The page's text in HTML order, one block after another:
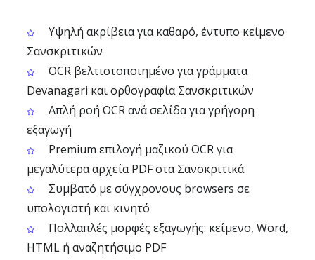
Υψηλή ακρίβεια για καθαρό, έντυπο κείμενο
Σανσκριτικών
OCR βελτιστοποιημένο για γράμματα
Devanagari και ορθογραφία Σανσκριτικών
Απλή ροή OCR ανά σελίδα για γρήγορη
εξαγωγή
Premium επιλογή μαζικού OCR για
μεγαλύτερα αρχεία PDF στα Σανσκριτικά
Συμβατό με σύγχρονους browsers σε
υπολογιστή και κινητό
Πολλαπλές μορφές εξαγωγής: κείμενο, Word,
HTML ή αναζητήσιμο PDF